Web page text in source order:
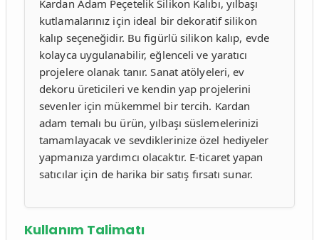
Kardan Adam Peçetelik Silikon Kalıbı, yılbaşı
kutlamalarınız için ideal bir dekoratif silikon
kalıp seçeneğidir. Bu figürlü silikon kalıp, evde
kolayca uygulanabilir, eğlenceli ve yaratıcı
projelere olanak tanır. Sanat atölyeleri, ev
dekoru üreticileri ve kendin yap projelerini
sevenler için mükemmel bir tercih. Kardan
adam temalı bu ürün, yılbaşı süslemelerinizi
tamamlayacak ve sevdiklerinize özel hediyeler
yapmanıza yardımcı olacaktır. E-ticaret yapan
satıcılar için de harika bir satış fırsatı sunar.
Kullanım Talimatı